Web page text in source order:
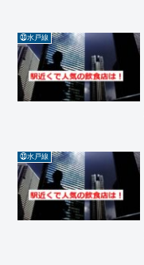
㉝水戸線
㉝水戸線